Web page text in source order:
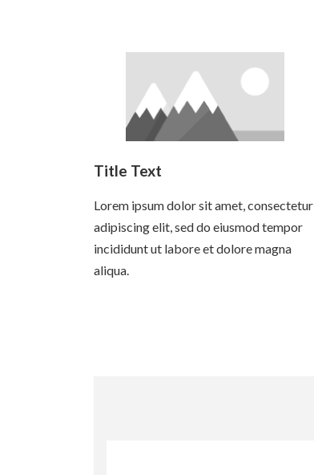
Title Text
Lorem ipsum dolor sit amet, consectetur
adipiscing elit, sed do eiusmod tempor
incididunt ut labore et dolore magna
aliqua.